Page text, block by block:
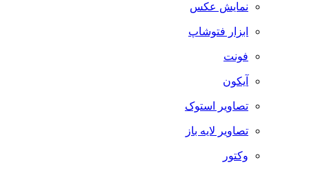
نمایش عکس
ابزار فتوشاپ
فونت
آیکون
تصاویر استوک
تصاویر لایه باز
وکتور